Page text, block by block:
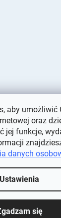
aby umożliwić
oraz
jej funkcje,
danych
Ustawienia
się